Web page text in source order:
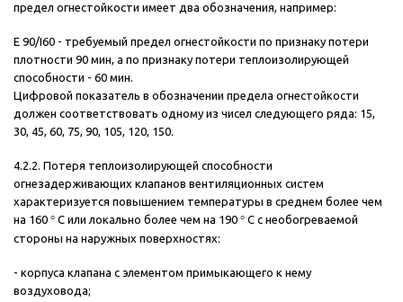
предел огнестойкости имеет два обозначения, например:
Е 90/I60 - требуемый предел огнестойкости по признаку потери
плотности 90 мин, а по признаку потери теплоизолирующей
способности - 60 мин.
Цифровой показатель в обозначении предела огнестойкости
должен соответствовать одному из чисел следующего ряда: 15,
30, 45, 60, 75, 90, 105, 120, 150.
4.2.2. Потеря теплоизолирующей способности
огнезадерживающих клапанов вентиляционных систем
характеризуется повышением температуры в среднем более чем
на 160 ° С или локально более чем на 190 ° С с необогреваемой
стороны на наружных поверхностях:
- корпуса клапана с элементом примыкающего к нему
воздуховода;